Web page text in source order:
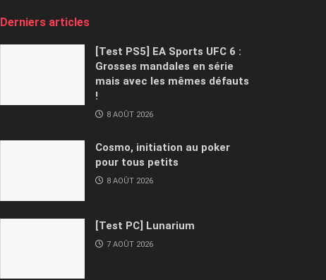
Derniers articles
[Test PS5] EA Sports UFC 6 :
Grosses mandales en série
mais avec les mêmes défauts
!
8 AOÛT 2026
Cosmo, initiation au poker
pour tous petits
8 AOÛT 2026
[Test PC] Lunarium
7 AOÛT 2026